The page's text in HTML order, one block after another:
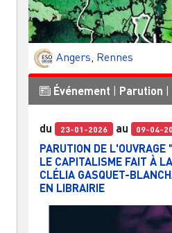
Angers, Rennes
Événement Parution
du 23-01-2026 au 09-04-
PARUTION DE L'OUVRAGE
LE CAPITALISME FAIT À
CLÉLIA GASQUET-
EN LIBRAIRIE